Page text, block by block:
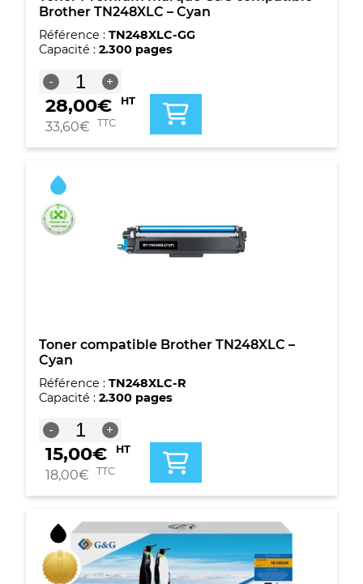
Brother TN248XLC – Cyan
Référence : TN248XLC-GG
Capacité : 2.300 pages
-
quantité
de
Toner
Premium
G&G
Brother
TN248XLC
-
Cyan
+
28,00€ HT
33,60€ TTC
Toner compatible Brother TN248XLC –
Cyan
Référence : TN248XLC-R
Capacité : 2.300 pages
-
quantité
de
Toner
compatible
TN248XLC
Cyan
+
15,00€ HT
18,00€ TTC